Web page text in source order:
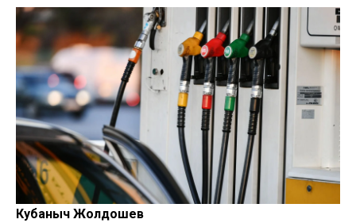
Кубаныч Жолдошев